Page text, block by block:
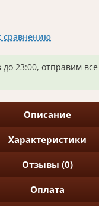
сравнению
до 23:00, отправим
Описание
Характеристики
Отзывы (0)
Оплата